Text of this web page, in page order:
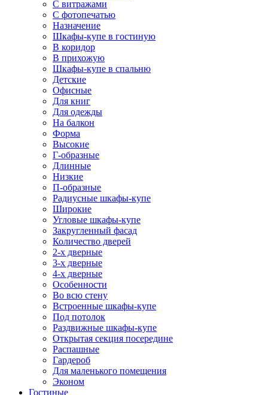
С витражами
С фотопечатью
Назначение
Шкафы-купе в гостиную
В коридор
В прихожую
Шкафы-купе в спальню
Детские
Офисные
Для книг
Для одежды
На балкон
Форма
Высокие
Г-образные
Длинные
Низкие
П-образные
Радиусные шкафы-купе
Широкие
Угловые шкафы-купе
Закругленный фасад
Количество дверей
2-х дверные
3-х дверные
4-х дверные
Особенности
Во всю стену
Встроенные шкафы-купе
Под потолок
Раздвижные шкафы-купе
Открытая секция посередине
Распашные
Гардероб
Для маленького помещения
Эконом
Гостиные